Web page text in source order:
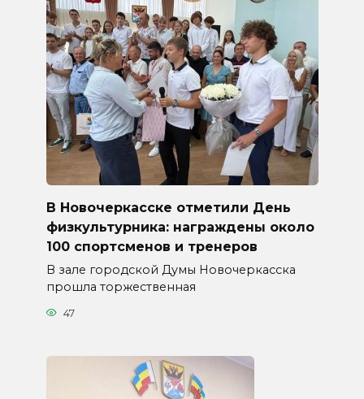
В Новочеркасске отметили День
физкультурника: награждены около
100 спортсменов и тренеров
В зале городской Думы Новочеркасска
прошла торжественная
47